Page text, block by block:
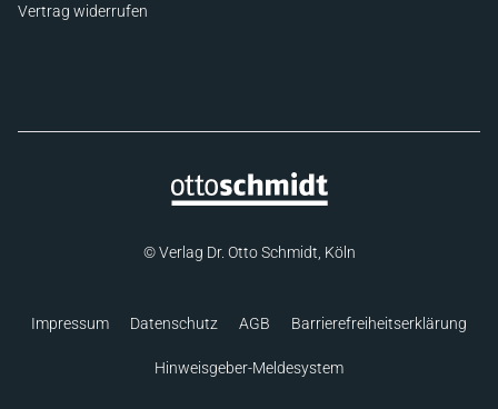
Vertrag widerrufen
© Verlag Dr. Otto Schmidt, Köln
Impressum Datenschutz AGB Barrierefreiheitserklärung
Hinweisgeber-Meldesystem